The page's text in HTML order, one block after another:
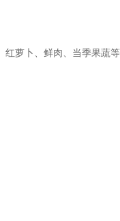
萝卜、鲜肉、当季果蔬